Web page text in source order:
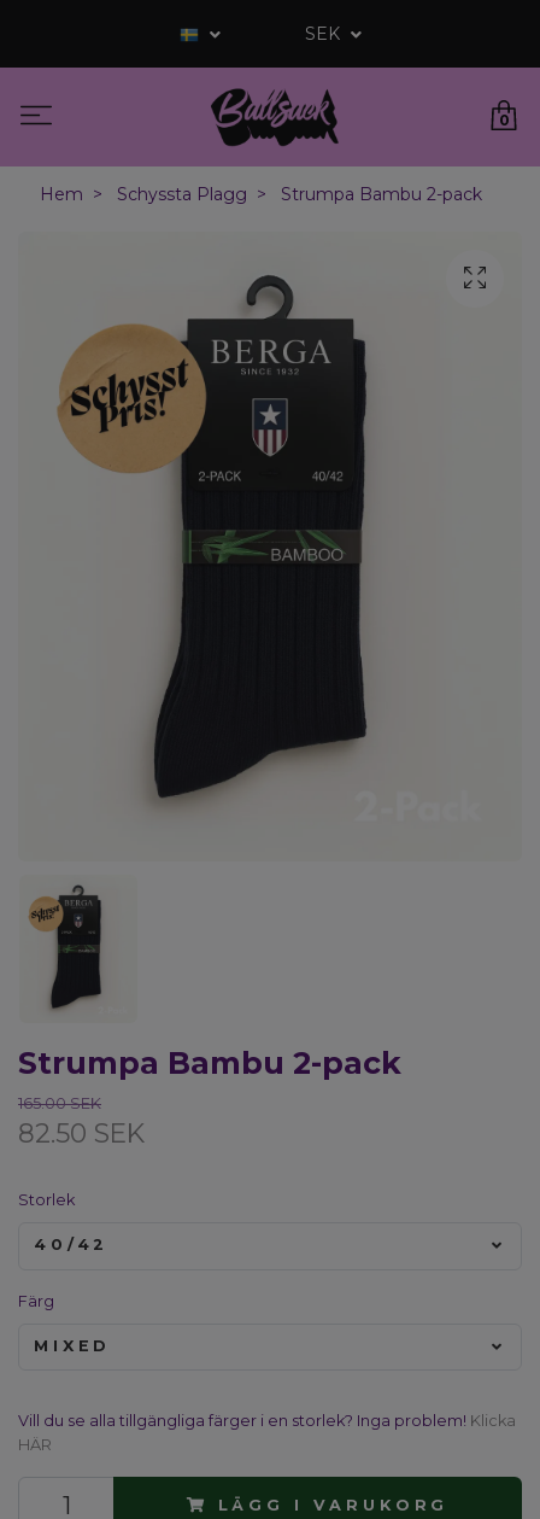
SEK
0
Hem Schyssta Plagg Strumpa Bambu 2-pack
Strumpa Bambu 2-pack
165.00 SEK
82.50 SEK
Storlek
40/42
Färg
MIXED
Vill du se alla tillgängliga färger i en storlek? Inga problem! Klicka
HÄR
LÄGG I VARUKORG